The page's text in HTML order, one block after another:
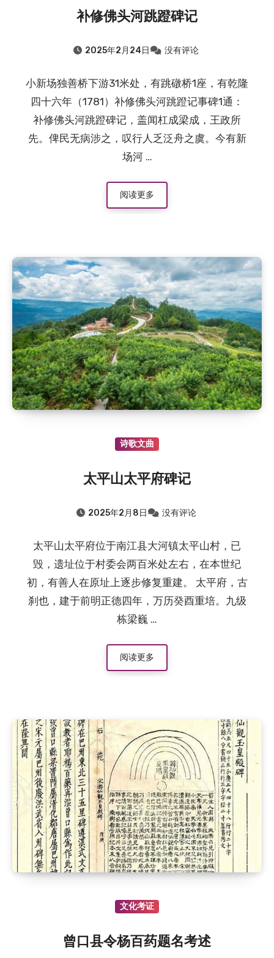
补修佛头河跳蹬碑记
2025年2月24日 没有评论
小新场独善桥下游31米处，有跳礅桥1座，有乾隆
四十六年（1781）补修佛头河跳蹬记事碑1通：
补修佛头河跳蹬碑记，盖闻杠成梁成，王政所
先。俾民无病涉之，叹行人乏泛舟之虞。今有新
场河 …
阅读更多
诗歌文曲
太平山太平府碑记
2025年2月8日 没有评论
太平山太平府位于南江县大河镇太平山村，已
毁，遗址位于村委会两百米处左右，在本世纪
初，有善人在原址上逐步修复重建。 太平府，古
刹也，建于前明正德四年，万历癸酉重培。九级
栋梁巍 …
阅读更多
文化考证
曾口县令杨百药题名考述